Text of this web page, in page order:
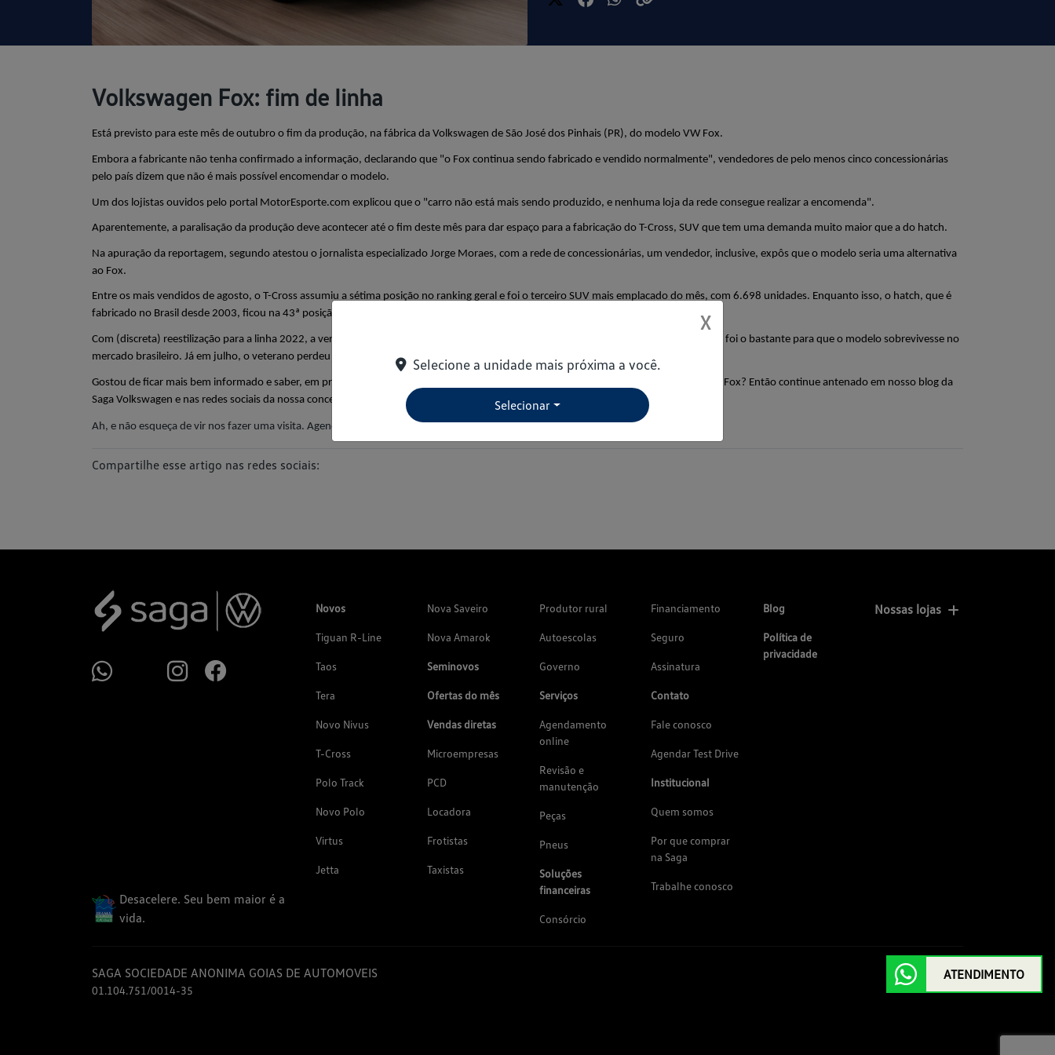
Volkswagen Fox: fim de linha
Está previsto para este mês de outubro o fim da produção, na fábrica da Volkswagen de São José dos Pinhais (PR), do modelo VW Fox.
Embora a fabricante não tenha confirmado a informação, declarando que "o Fox continua sendo fabricado e vendido normalmente", vendedores de pelo menos cinco concessionárias
pelo país dizem que não é mais possível encomendar o modelo.
Um dos lojistas ouvidos pelo portal MotorEsporte.com explicou que o "carro não está mais sendo produzido, e nenhuma loja da rede consegue realizar a encomenda".
Aparentemente, a paralisação da produção deve acontecer até o fim deste mês para dar espaço para a fabricação do T-Cross, SUV que tem uma demanda muito maior que a do hatch.
Na apuração da reportagem, segundo atestou o jornalista especializado Jorge Moraes, com a rede de concessionárias, um vendedor, inclusive, expôs que o modelo seria uma alternativa
ao Fox.
Entre os mais vendidos de agosto, o T-Cross assumiu a sétima posição no ranking geral e foi o terceiro SUV mais emplacado do mês, com 6.698 unidades. Enquanto isso, o hatch, que é
fabricado no Brasil desde 2003, ficou na 43ª posição, com apenas 926 emplacamentos.
Com (discreta) reestilização para a linha 2022, a versão de entrada do Fox deixou de oferecer os frisos laterais nas portas, mas isso não foi o bastante para que o modelo sobrevivesse no
mercado brasileiro. Já em julho, o veterano perdeu a central multimídia Composition Touch devido à crise de semicondutores.
Gostou de ficar mais bem informado e saber, em primeira mão, que este deve ser o mês de encerramento de produção do Volkswagen Fox? Então continue antenado em nosso blog da
Saga Volkswagen e nas redes sociais da nossa concessionária.
Ah, e não esqueça de vir nos fazer uma visita. Agende
Compartilhe esse artigo nas redes sociais:
Desacelere. Seu bem maior é a
vida.
Novos
Tiguan R-Line
Taos
Tera
Novo Nivus
T-Cross
Polo Track
Novo Polo
Virtus
Jetta
Nova Saveiro
Nova Amarok
Seminovos
Ofertas do mês
Vendas diretas
Microempresas
PCD
Locadora
Frotistas
Taxistas
Produtor rural
Autoescolas
Governo
Serviços
Agendamento
online
Revisão e
manutenção
Peças
Pneus
Soluções
financeiras
Consórcio
Financiamento
Seguro
Assinatura
Contato
Fale conosco
Agendar Test Drive
Institucional
Quem somos
Por que comprar
na Saga
Trabalhe conosco
Blog
Política de
privacidade
Nossas lojas
SAGA SOCIEDADE ANONIMA GOIAS DE AUTOMOVEIS
01.104.751/0014-35
ATENDIMENTO
X
Selecione a unidade mais próxima a você.
Selecionar